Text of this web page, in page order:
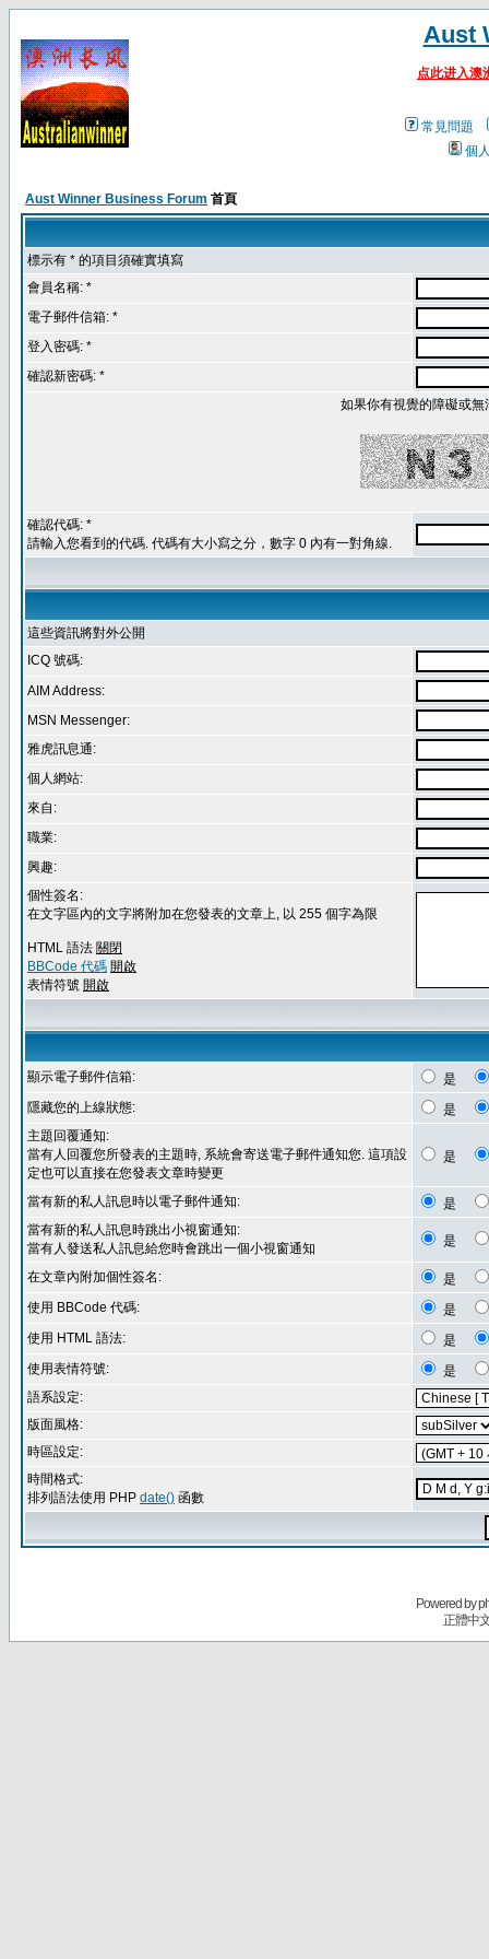
Aust
点此进入澳
常見問題
個
Aust Winner Business Forum 首頁
標示有 * 的項目須確實填寫
會員名稱: *
電子郵件信箱: *
登入密碼: *
確認新密碼: *
如果你有視覺的障礙或
確認代碼: *
請輸入您看到的代碼. 代碼有大小寫之分，數字 0 內有一對角線.
這些資訊將對外公開
ICQ 號碼:
AIM Address:
MSN Messenger:
雅虎訊息通:
個人網站:
來自:
職業:
興趣:
個性簽名:
在文字區內的文字將附加在您發表的文章上, 以 255 個字為限
HTML 語法 關閉
BBCode 代碼 開啟
表情符號 開啟
顯示電子郵件信箱:
是
隱藏您的上線狀態:
是
主題回覆通知:
當有人回覆您所發表的主題時, 系統會寄送電子郵件通知您. 這項設
定也可以直接在您發表文章時變更
是
當有新的私人訊息時以電子郵件通知:
是
當有新的私人訊息時跳出小視窗通知:
當有人發送私人訊息給您時會跳出一個小視窗通知
是
在文章內附加個性簽名:
是
使用 BBCode 代碼:
是
使用 HTML 語法:
是
使用表情符號:
是
語系設定:
版面風格:
時區設定:
時間格式:
排列語法使用 PHP date() 函數
Powered by
正體中